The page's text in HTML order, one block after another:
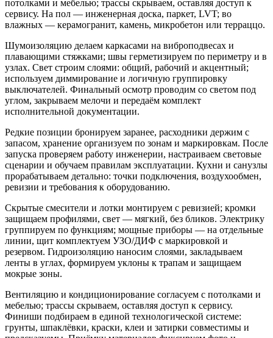
потолками и мебелью; трассы скрываем, оставляя доступ к
сервису. На пол — инженерная доска, паркет, LVT; во
влажных — керамогранит, камень, микробетон или терраццо.
Шумоизоляцию делаем каркасами на виброподвесах и
плавающими стяжками; швы герметизируем по периметру и в
узлах. Свет строим слоями: общий, рабочий и акцентный;
используем диммирование и логичную группировку
выключателей. Финальный осмотр проводим со светом под
углом, закрываем мелочи и передаём комплект
исполнительной документации.
Редкие позиции бронируем заранее, расходники держим с
запасом, хранение организуем по зонам и маркировкам. После
запуска проверяем работу инженерии, настраиваем световые
сценарии и обучаем правилам эксплуатации. Кухни и санузлы
прорабатываем детально: точки подключения, воздухообмен,
ревизии и требования к оборудованию.
Скрытые смесители и лотки монтируем с ревизией; кромки
защищаем профилями, свет — мягкий, без бликов. Электрику
группируем по функциям; мощные приборы — на отдельные
линии, щит комплектуем УЗО/ДИФ с маркировкой и
резервом. Гидроизоляцию наносим слоями, закладываем
ленты в углах, формируем уклоны к трапам и защищаем
мокрые зоны.
Вентиляцию и кондиционирование согласуем с потолками и
мебелью; трассы скрываем, оставляя доступ к сервису.
Финиши подбираем в единой технологической системе:
грунты, шпаклёвки, краски, клеи и затирки совместимы и